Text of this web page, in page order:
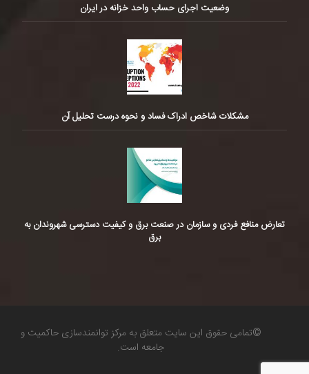
وضعیت اجرای حساب واحد خزانه در ایران
مشکلات شاخص ادراک فساد و نحوه درست تحلیل آن
تعارض منافع فردی و سازمان در صنعت برق و کیفیت دسترسی شهروندان به
برق
©تمامی حقوق این سایت متعلق به مرکز توانمندسازی حاکمیت و
جامعه است.